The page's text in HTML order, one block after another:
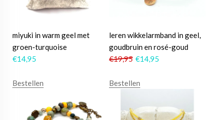
miyuki in warm geel met
groen-turquoise
€14,95
Bestellen
leren wikkelarmband in geel,
goudbruin en rosé-goud
€19,95 €14,95
Bestellen